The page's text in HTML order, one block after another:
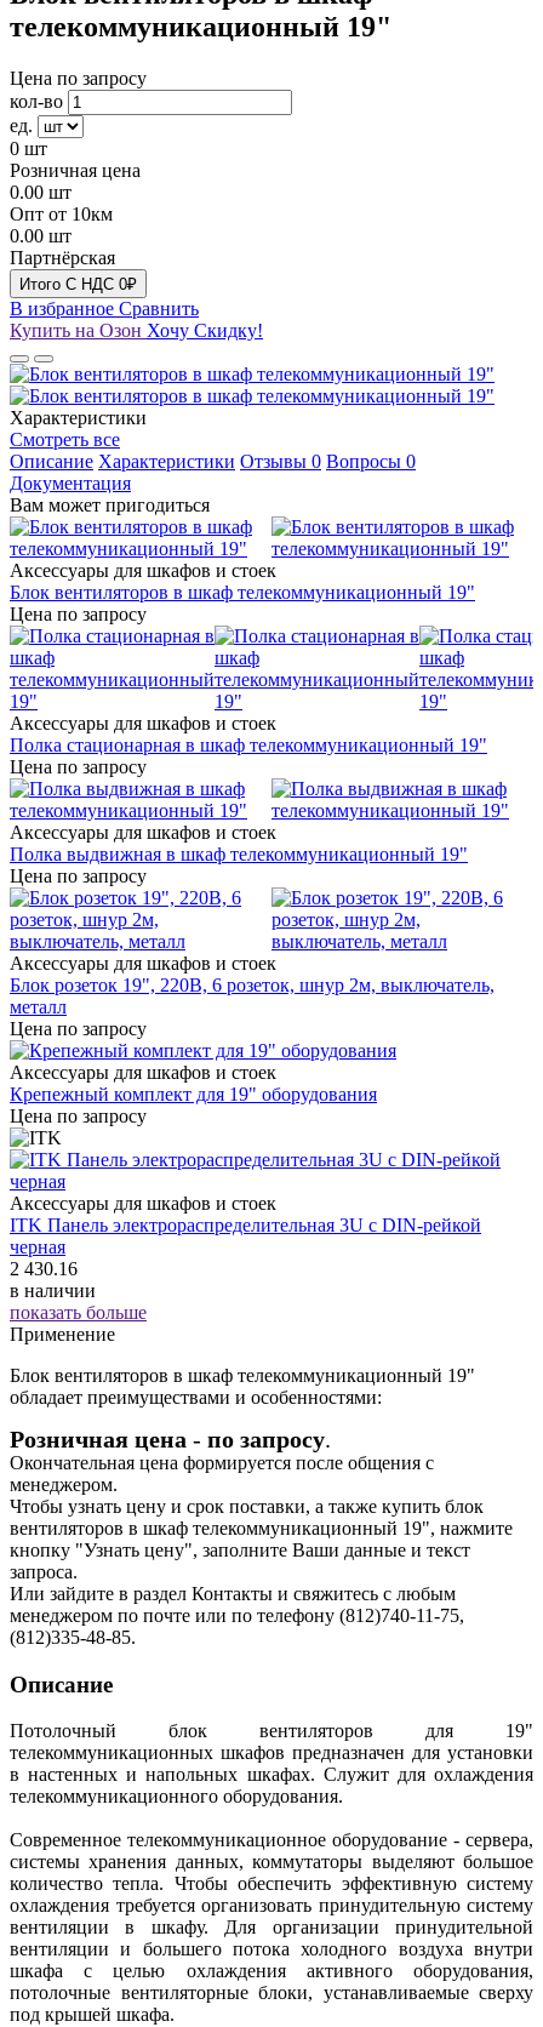
телекоммуникационный 19"
Цена по запросу
кол-во
ед.
0 шт
Розничная цена
0.00 шт
Опт от 10км
0.00 шт
Партнёрская
Итого C НДС 0₽
В избранное Сравнить
Купить на Озон Хочу Скидку!
Характеристики
Смотреть все
Описание Характеристики Отзывы 0 Вопросы 0
Документация
Вам может пригодиться
Аксессуары для шкафов и стоек
Блок вентиляторов в шкаф телекоммуникационный 19"
Цена по запросу
Аксессуары для шкафов и стоек
Полка стационарная в шкаф телекоммуникационный 19"
Цена по запросу
Аксессуары для шкафов и стоек
Полка выдвижная в шкаф телекоммуникационный 19"
Цена по запросу
Аксессуары для шкафов и стоек
Блок розеток 19", 220В, 6 розеток, шнур 2м, выключатель,
металл
Цена по запросу
Аксессуары для шкафов и стоек
Крепежный комплект для 19" оборудования
Цена по запросу
Аксессуары для шкафов и стоек
ITK Панель электрораспределительная 3U с DIN-рейкой
черная
2 430.16
в наличии
показать больше
Применение
Блок вентиляторов в шкаф телекоммуникационный 19"
обладает преимуществами и особенностями:
Розничная цена - по запросу.
Окончательная цена формируется после общения с
менеджером.
Чтобы узнать цену и срок поставки, а также купить блок
вентиляторов в шкаф телекоммуникационный 19", нажмите
кнопку "Узнать цену", заполните Ваши данные и текст
запроса.
Или зайдите в раздел Контакты и свяжитесь с любым
менеджером по почте или по телефону (812)740-11-75,
(812)335-48-85.
Описание
Потолочный блок вентиляторов для 19"
телекоммуникационных шкафов предназначен для установки
в настенных и напольных шкафах. Служит для охлаждения
телекоммуникационного оборудования.
Современное телекоммуникационное оборудование - сервера,
системы хранения данных, коммутаторы выделяют большое
количество тепла. Чтобы обеспечить эффективную систему
охлаждения требуется организовать принудительную систему
вентиляции в шкафу. Для организации принудительной
вентиляции и большего потока холодного воздуха внутри
шкафа с целью охлаждения активного оборудования,
потолочные вентиляторные блоки, устанавливаемые сверху
под крышей шкафа.